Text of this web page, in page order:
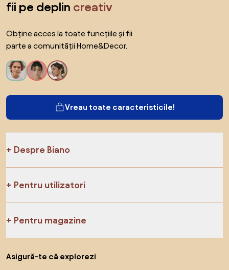
fii pe deplin creativ
Obține acces la toate funcțiile și fii
parte a comunității Home&Decor.
Vreau toate caracteristicile!
Despre Biano
Pentru utilizatori
Pentru magazine
Asigură-te că explorezi